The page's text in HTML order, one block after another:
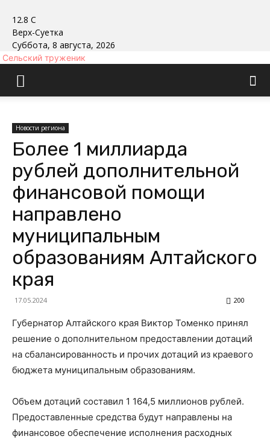
12.8 C
Верх-Суетка
Суббота, 8 августа, 2026
Сельский труженик
Новости региона
Более 1 миллиарда
рублей дополнительной
финансовой помощи
направлено
муниципальным
образованиям Алтайского
края
17.05.2024 200
Губернатор Алтайского края Виктор Томенко принял
решение о дополнительном предоставлении дотаций
на сбалансированность и прочих дотаций из краевого
бюджета муниципальным образованиям.
Объем дотаций составил 1 164,5 миллионов рублей.
Предоставленные средства будут направлены на
финансовое обеспечение исполнения расходных